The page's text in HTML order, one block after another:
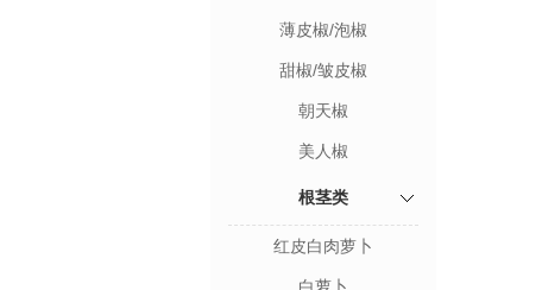
薄皮椒/泡椒
甜椒/皱皮椒
朝天椒
美人椒
根茎类
红皮白肉萝卜